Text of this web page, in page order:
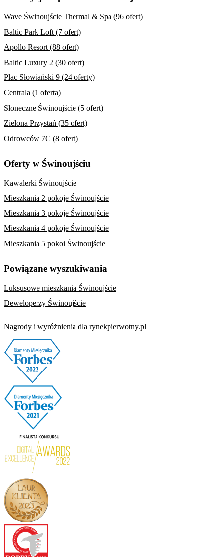
Wave Świnoujście Thermal & Spa (96 ofert)
Baltic Park Loft (7 ofert)
Apollo Resort (88 ofert)
Baltic Luxury 2 (30 ofert)
Plac Słowiański 9 (24 oferty)
Centrala (1 oferta)
Słoneczne Świnoujście (5 ofert)
Zielona Przystań (35 ofert)
Odrowców 7C (8 ofert)
Oferty w Świnoujściu
Kawalerki Świnoujście
Mieszkania 2 pokoje Świnoujście
Mieszkania 3 pokoje Świnoujście
Mieszkania 4 pokoje Świnoujście
Mieszkania 5 pokoi Świnoujście
Powiązane wyszukiwania
Luksusowe mieszkania Świnoujście
Deweloperzy Świnoujście
Nagrody i wyróżnienia dla rynekpierwotny.pl